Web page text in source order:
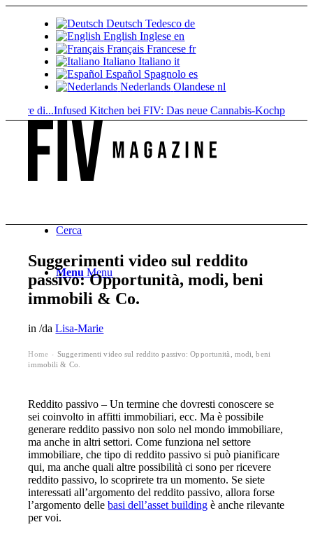
Deutsch Tedesco de
English Inglese en
Français Francese fr
Italiano Italiano it
Español Spagnolo es
Nederlands Olandese nl
Infused Kitchen bei FIV: Das neue Cannabis-Kochportal
Cerca
Menu Menu
Suggerimenti video sul reddito
passivo: Opportunità, modi, beni
immobili & Co.
in/daLisa-Marie
Home
Suggerimenti video sul reddito passivo: Opportunità, modi, beni
immobili & Co.
Reddito passivo – Un termine che dovresti conoscere se
sei coinvolto in affitti immobiliari, ecc. Ma è possibile
generare reddito passivo non solo nel mondo immobiliare,
ma anche in altri settori. Come funziona nel settore
immobiliare, che tipo di reddito passivo si può pianificare
qui, ma anche quali altre possibilità ci sono per ricevere
reddito passivo, lo scoprirete tra un momento. Se siete
interessati all’argomento del reddito passivo, allora forse
l’argomento dellebasi dell’asset building è anche rilevante
per voi.